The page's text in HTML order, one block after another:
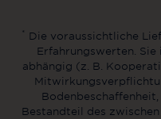
* Die voraussichtliche
Erfahrungswerten.
abhängig (z. B.
Bestandteil des